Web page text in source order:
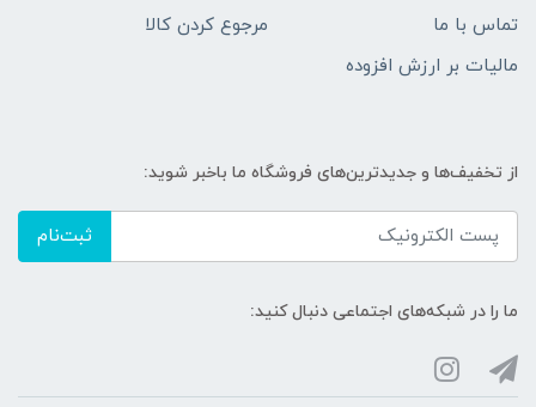
تماس با ما
مرجوع کردن کالا
مالیات بر ارزش افزوده
از تخفیف‌ها و جدیدترین‌های فروشگاه ما باخبر شوید:
ثبت‌نام
ما را در شبکه‌های اجتماعی دنبال کنید: